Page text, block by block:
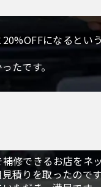
になると
たです。
修できるお店を
積りを取ったの